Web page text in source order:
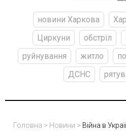
новини Харкова
Циркуни
обстріл
руйнування
житло
ДСНС
Головна > Новини > Війна в